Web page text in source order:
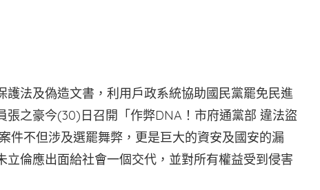
法及偽造文書，利用戶政系統協助國民黨罷免民進
之豪今(30)日召開「作弊DNA！市府通黨部 違法盜
件不但涉及選罷舞弊，更是巨大的資安及國安的漏
倫應出面給社會一個交代，並對所有權益受到侵害